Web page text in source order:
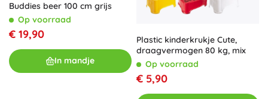
Buddies beer 100 cm grijs
Op voorraad
€ 19,90
In mandje
Plastic kinderkrukje Cute,
draagvermogen 80 kg, mix
Op voorraad
€ 5,90